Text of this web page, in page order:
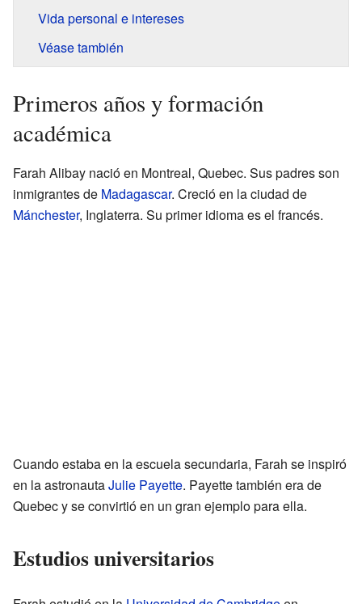
Vida personal e intereses
Véase también
Primeros años y formación
académica
Farah Alibay nació en Montreal, Quebec. Sus padres son
inmigrantes de Madagascar. Creció en la ciudad de
Mánchester, Inglaterra. Su primer idioma es el francés.
Cuando estaba en la escuela secundaria, Farah se inspiró
en la astronautaJulie Payette. Payette también era de
Quebec y se convirtió en un gran ejemplo para ella.
Estudios universitarios